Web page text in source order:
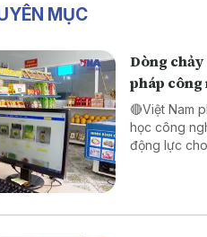
MỤC
Dòng
pháp công
🔴Việt Nam
học công
động lực cho tăng trưởng